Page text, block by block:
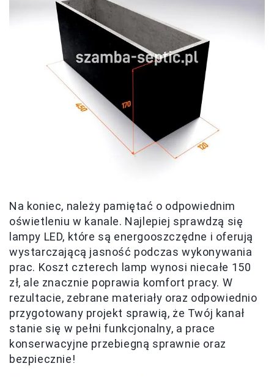
Na koniec, należy pamiętać o odpowiednim
oświetleniu w kanale. Najlepiej sprawdzą się
lampy LED, które są energooszczędne i oferują
wystarczającą jasność podczas wykonywania
prac. Koszt czterech lamp wynosi niecałe 150
zł, ale znacznie poprawia komfort pracy. W
rezultacie, zebrane materiały oraz odpowiednio
przygotowany projekt sprawią, że Twój kanał
stanie się w pełni funkcjonalny, a prace
konserwacyjne przebiegną sprawnie oraz
bezpiecznie!